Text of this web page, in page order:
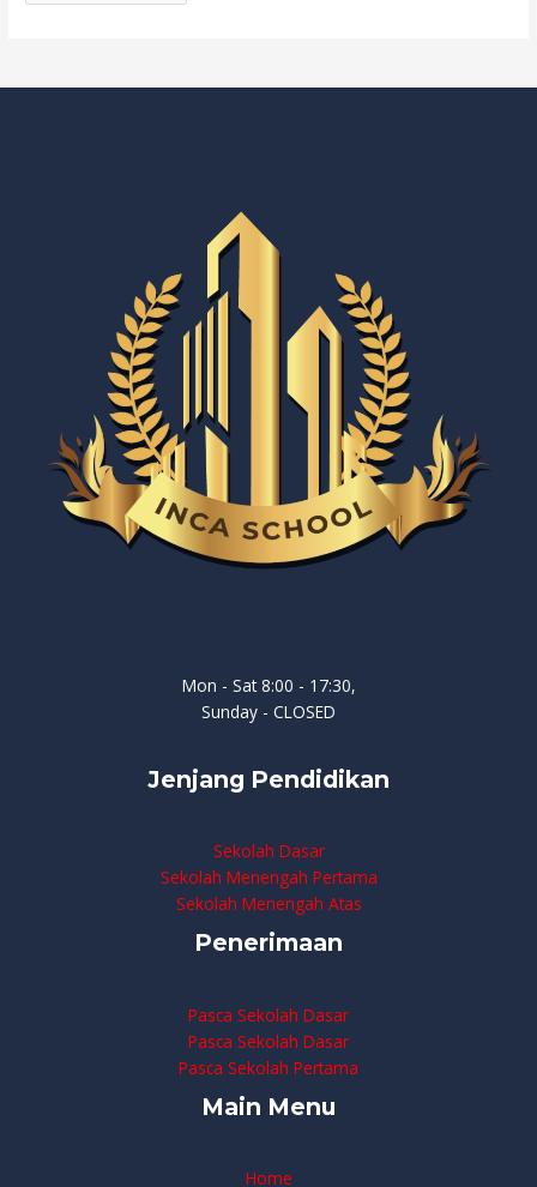
Mon - Sat 8:00 - 17:30,
Sunday - CLOSED
Jenjang Pendidikan
Sekolah Dasar
Sekolah Menengah Pertama
Sekolah Menengah Atas
Penerimaan
Pasca Sekolah Dasar
Pasca Sekolah Dasar
Pasca Sekolah Pertama
Main Menu
Home